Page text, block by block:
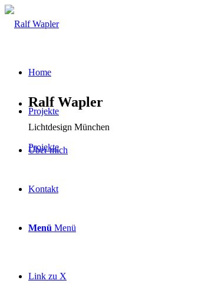
Home
Projekte
Über mich
Kontakt
Menü Menü
Link zu X
Ralf Wapler
Lichtdesign München
Projekte